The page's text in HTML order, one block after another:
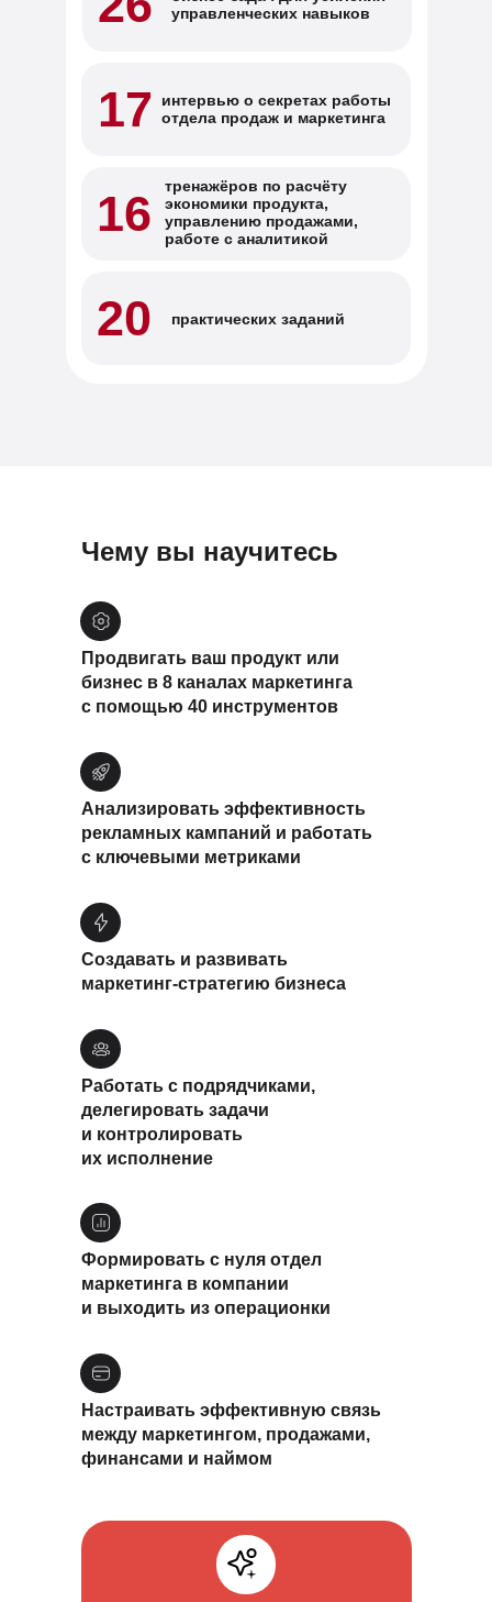
управленческих навыков
17
интервью о секретах работы
отдела продаж и маркетинга
16
тренажёров по расчёту
экономики продукта,
управлению продажами,
работе с аналитикой
20 практических заданий
Чему вы научитесь
Настраивать эффективную связь
между маркетингом, продажами,
финансами и наймом
Формировать с нуля отдел
маркетинга в компании
и выходить из операционки
Работать с подрядчиками,
делегировать задачи
и контролировать
их исполнение
Создавать и развивать
маркетинг-стратегию бизнеса
Анализировать эффективность
рекламных кампаний и работать
с ключевыми метриками
Продвигать ваш продукт или
бизнес в 8 каналах маркетинга
с помощью 40 инструментов